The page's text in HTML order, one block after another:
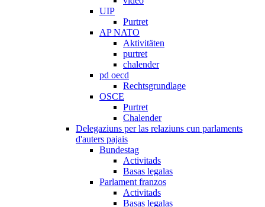
UIP
Purtret
AP NATO
Aktivitäten
purtret
chalender
pd oecd
Rechtsgrundlage
OSCE
Purtret
Chalender
Delegaziuns per las relaziuns cun parlaments
d'auters pajais
Bundestag
Activitads
Basas legalas
Parlament franzos
Activitads
Basas legalas